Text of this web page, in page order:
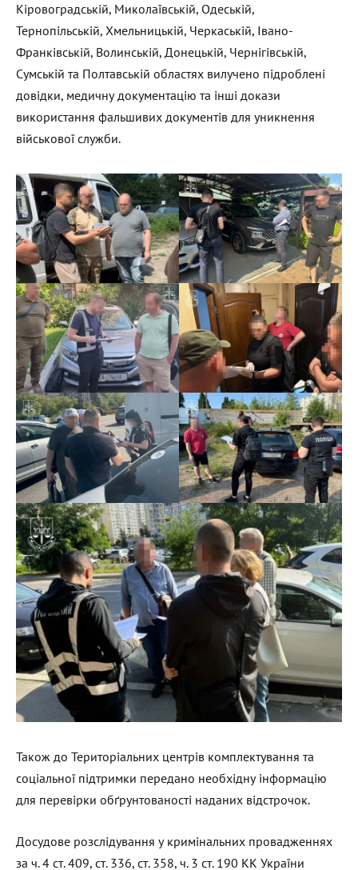
Кіровоградській, Миколаївській, Одеській,
Тернопільській, Хмельницькій, Черкаській, Івано-
Франківській, Волинській, Донецькій, Чернігівській,
Сумській та Полтавській областях вилучено підроблені
довідки, медичну документацію та інші докази
використання фальшивих документів для уникнення
військової служби.
Також до Територіальних центрів комплектування та
соціальної підтримки передано необхідну інформацію
для перевірки обґрунтованості наданих відстрочок.
Досудове розслідування у кримінальних провадженнях
за ч. 4 ст. 409, ст. 336, ст. 358, ч. 3 ст. 190 КК України